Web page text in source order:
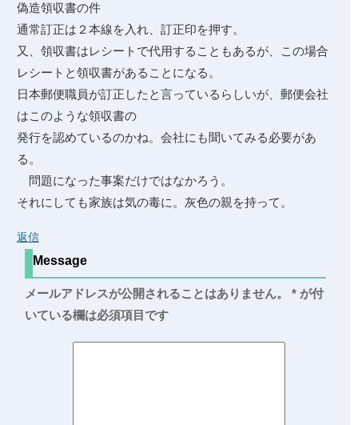
偽造領収書の件
通常訂正は２本線を入れ、訂正印を押す。
又、領収書はレシートで代用することもあるが、この場合
レシートと領収書があることになる。
日本郵便職員が訂正したと言っているらしいが、郵便会社
はこのような領収書の
発行を認めているのかね。会社にも聞いてみる必要があ
る。
問題になった事案だけではなかろう。
それにしても家族は気の毒に。灰色の親を持って。
返信
Message
メールアドレスが公開されることはありません。 * が付
いている欄は必須項目です